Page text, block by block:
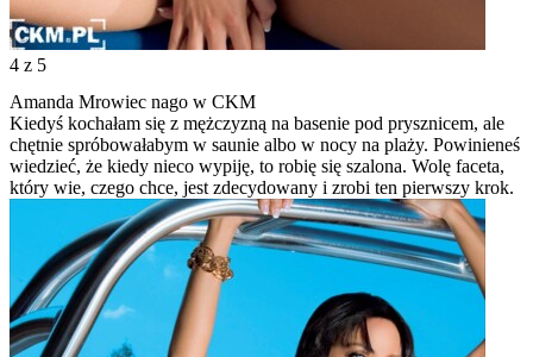
4 z 5
Amanda Mrowiec nago w CKM
Kiedyś kochałam się z mężczyzną na basenie pod prysznicem, ale
chętnie spróbowałabym w saunie albo w nocy na plaży. Powinieneś
wiedzieć, że kiedy nieco wypiję, to robię się szalona. Wolę faceta,
który wie, czego chce, jest zdecydowany i zrobi ten pierwszy krok.